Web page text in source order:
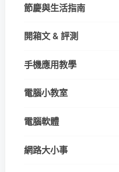
節慶與生活指南
開箱文 & 評測
手機應用教學
電腦小教室
電腦軟體
網路大小事